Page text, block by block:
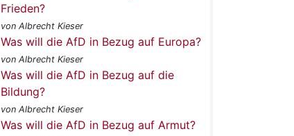
Frieden?
von Albrecht Kieser
Was will die AfD in Bezug auf Europa?
von Albrecht Kieser
Was will die AfD in Bezug auf die
Bildung?
von Albrecht Kieser
Was will die AfD in Bezug auf Armut?